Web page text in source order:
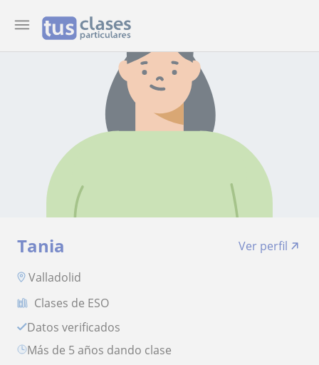
Tania
Ver perfil
Valladolid
Clases de ESO
Datos verificados
más de 5 años dando clase